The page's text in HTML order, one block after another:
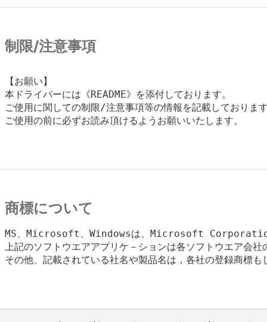
制限/注意事項
【お願い】
本ドライバーには《README》を添付しております。
ご使用に関しての制限/注意事項等の情報を記載しておりま
ご使用の前に必ずお読み頂けるようお願いいたします。
商標について
MS、Microsoft、Windowsは、Microsoft Corporation
上記のソフトウエアアプリケ－ションは各ソフトウエア会社
その他、記載されている社名や製品名は，各社の登録商標も